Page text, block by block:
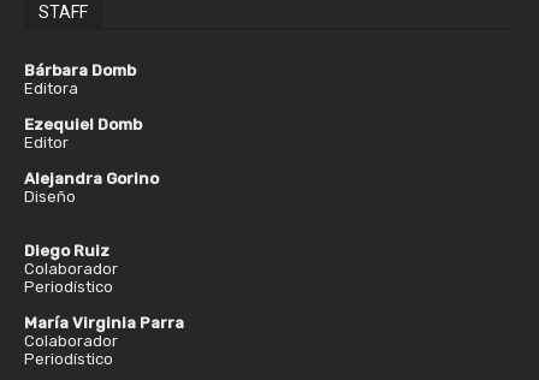
STAFF
Bárbara Domb
Editora
Ezequiel Domb
Editor
Alejandra Gorino
Diseño
Diego Ruiz
Colaborador
Periodístico
María Virginia Parra
Colaborador
Periodístico